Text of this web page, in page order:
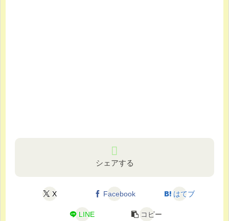
シェアする
X Facebook はてブ
LINE コピー